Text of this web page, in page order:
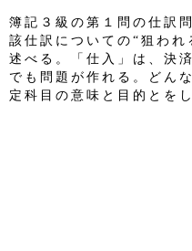
簿記３級の第１問の仕訳
該仕訳についての“狙わ
述べる。「仕入」は、決
でも問題が作れる。どん
定科目の意味と目的とを